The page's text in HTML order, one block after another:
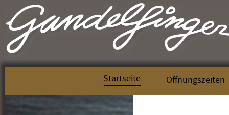
Startseite Öffnungszeiten